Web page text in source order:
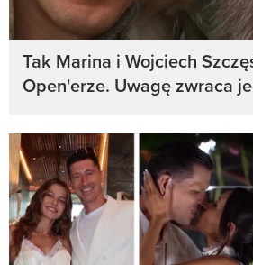
Tak Marina i Wojciech
Open'erze. Uwagę zwraca